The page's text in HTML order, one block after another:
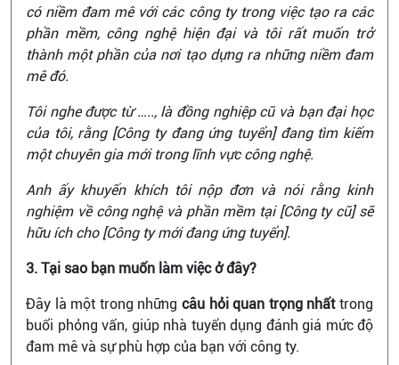
có niềm đam mê với các công ty trong việc tạo ra các
phần mềm, công nghệ hiện đại và tôi rất muốn trở
thành một phần của nơi tạo dựng ra những niềm đam
mê đó.
Tôi nghe được từ ….., là đồng nghiệp cũ và bạn đại học
của tôi, rằng [Công ty đang ứng tuyển] đang tìm kiếm
một chuyên gia mới trong lĩnh vực công nghệ.
Anh ấy khuyến khích tôi nộp đơn và nói rằng kinh
nghiệm về công nghệ và phần mềm tại [Công ty cũ] sẽ
hữu ích cho [Công ty mới đang ứng tuyển].
3. Tại sao bạn muốn làm việc ở đây?
Đây là một trong những câu hỏi quan trọng nhấttrong
buổi phỏng vấn, giúp nhà tuyển dụng đánh giá mức độ
đam mê và sự phù hợp của bạn với công ty.